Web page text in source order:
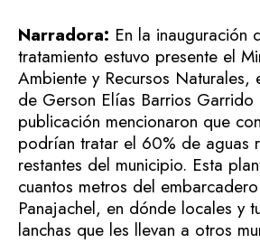
Narradora: En la inauguración
tratamiento estuvo presente el
Ambiente y Recursos Naturales,
de Gerson Elías Barrios Garrido
publicación mencionaron que
podrían tratar el 60% de aguas
restantes del municipio. Esta
cuantos metros del
Panajachel, en dónde locales y
lanchas que les llevan a otros